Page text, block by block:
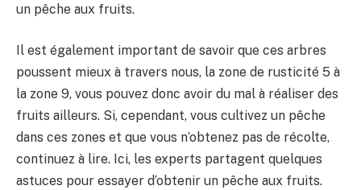
un pêche aux fruits.
Il est également important de savoir que ces arbres
poussent mieux à travers nous, la zone de rusticité 5 à
la zone 9, vous pouvez donc avoir du mal à réaliser des
fruits ailleurs. Si, cependant, vous cultivez un pêche
dans ces zones et que vous n’obtenez pas de récolte,
continuez à lire. Ici, les experts partagent quelques
astuces pour essayer d’obtenir un pêche aux fruits.